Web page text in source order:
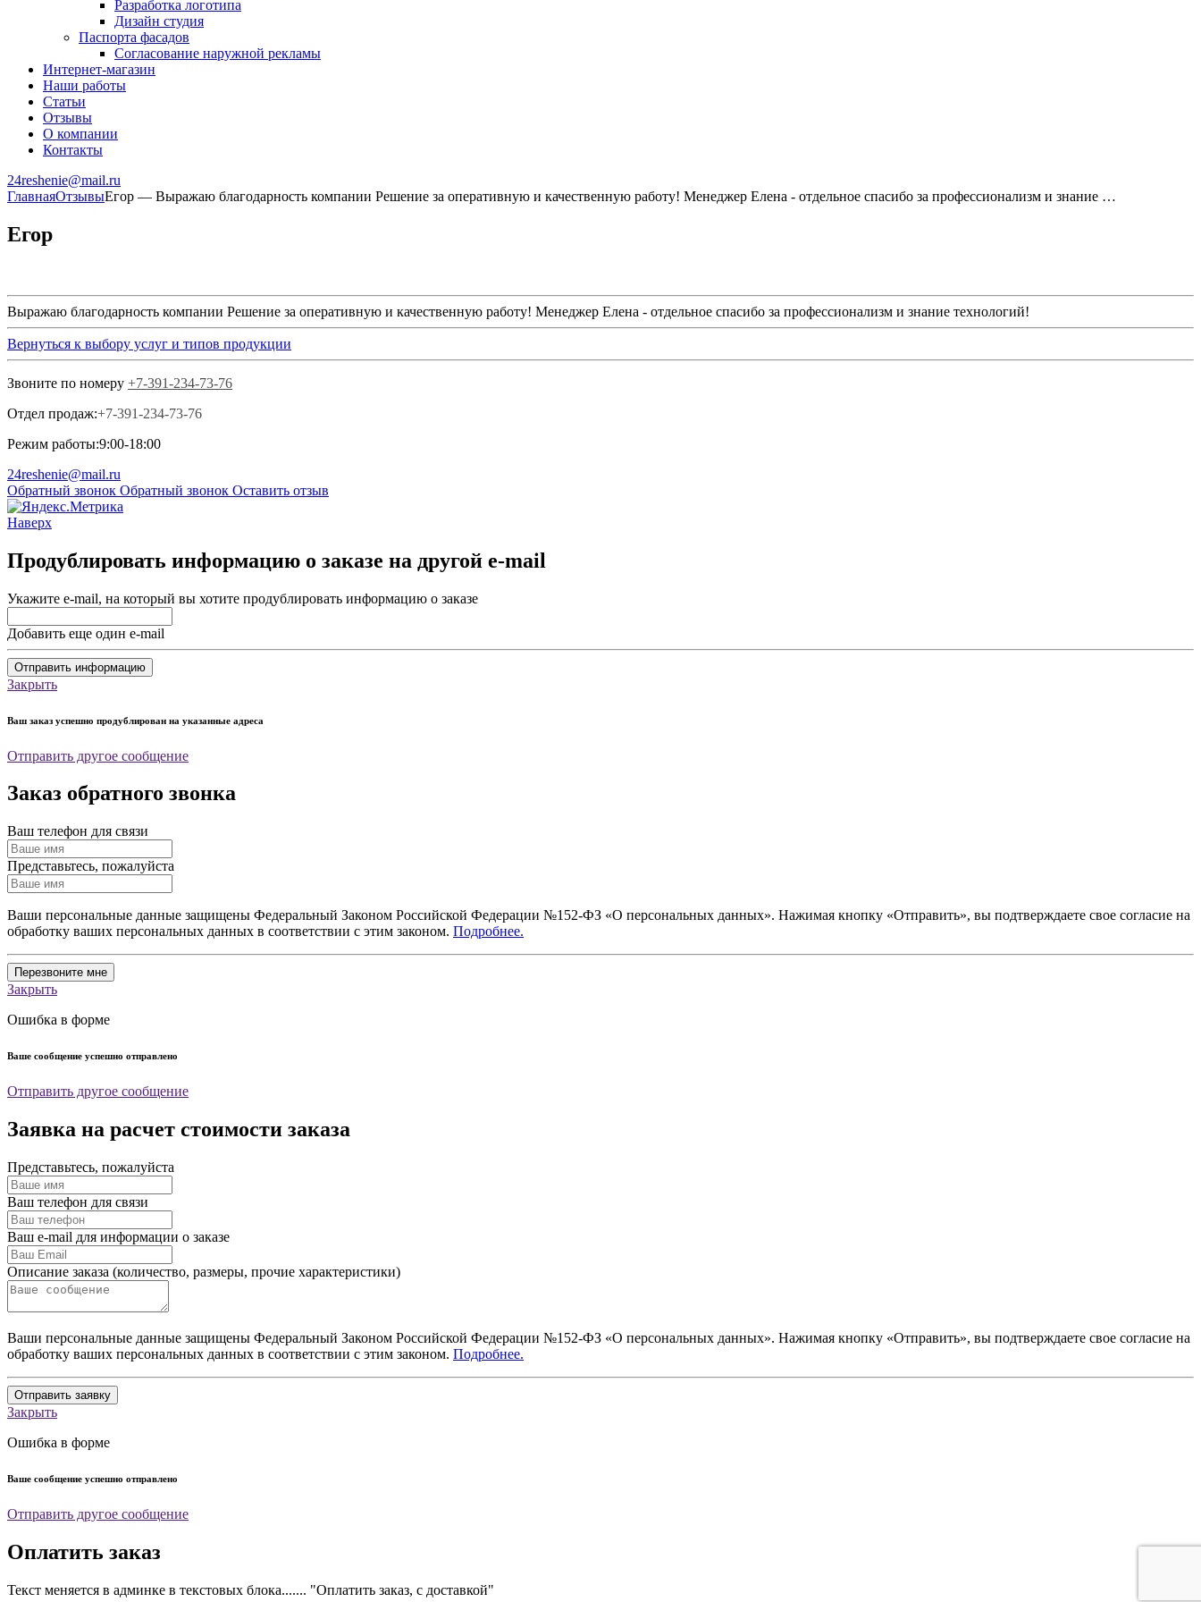
Разработка логотипа
Дизайн студия
Паспорта фасадов
Согласование наружной рекламы
Интернет-магазин
Наши работы
Статьи
Отзывы
О компании
Контакты
24reshenie@mail.ru
ГлавнаяОтзывыЕгор — Выражаю благодарность компании Решение за оперативную и качественную работу! Менеджер Елена - отдельное спасибо за профессионализм и знание …
Егор
Выражаю благодарность компании Решение за оперативную и качественную работу! Менеджер Елена - отдельное спасибо за профессионализм и знание технологий!
Вернуться к выбору услуг и типов продукции
Звоните по номеру +7-391-234-73-76
Отдел продаж:+7-391-234-73-76
Режим работы:9:00-18:00
24reshenie@mail.ru
Обратный звонок Обратный звонок Оставить отзыв
Наверх
Продублировать информацию о заказе на другой e-mail
Укажите e-mail, на который вы хотите продублировать информацию о заказе
Добавить еще один e-mail
Отправить информацию
Закрыть
Ваш заказ успешно продублирован на указанные адреса
Отправить другое сообщение
Заказ обратного звонка
Ваш телефон для связи
Представьтесь, пожалуйста
Ваши персональные данные защищены Федеральный Законом Российской Федерации №152-ФЗ «О персональных данных». Нажимая кнопку «Отправить», вы подтверждаете свое согласие на
обработку ваших персональных данных в соответствии с этим законом. Подробнее.
Перезвоните мне
Закрыть
Ошибка в форме
Ваше сообщение успешно отправлено
Отправить другое сообщение
Заявка на расчет стоимости заказа
Представьтесь, пожалуйста
Ваш телефон для связи
Ваш e-mail для информации о заказе
Описание заказа (количество, размеры, прочие характеристики)
Ваши персональные данные защищены Федеральный Законом Российской Федерации №152-ФЗ «О персональных данных». Нажимая кнопку «Отправить», вы подтверждаете свое согласие на
обработку ваших персональных данных в соответствии с этим законом. Подробнее.
Отправить заявку
Закрыть
Ошибка в форме
Ваше сообщение успешно отправлено
Отправить другое сообщение
Оплатить заказ
Текст меняется в админке в текстовых блока....... "Оплатить заказ, с доставкой"